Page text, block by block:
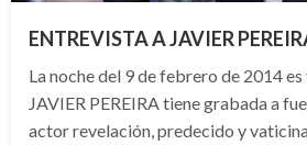
ENTREVISTA A JAVIER
La noche del 9 de febrero de 2014 es
JAVIER PEREIRA tiene grabada a
actor revelación, predecido y